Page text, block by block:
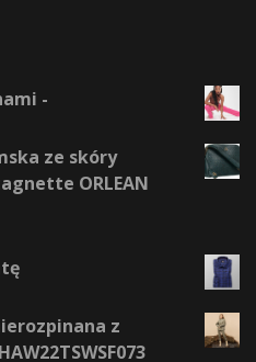
-
ze skóry
ORLEAN
z